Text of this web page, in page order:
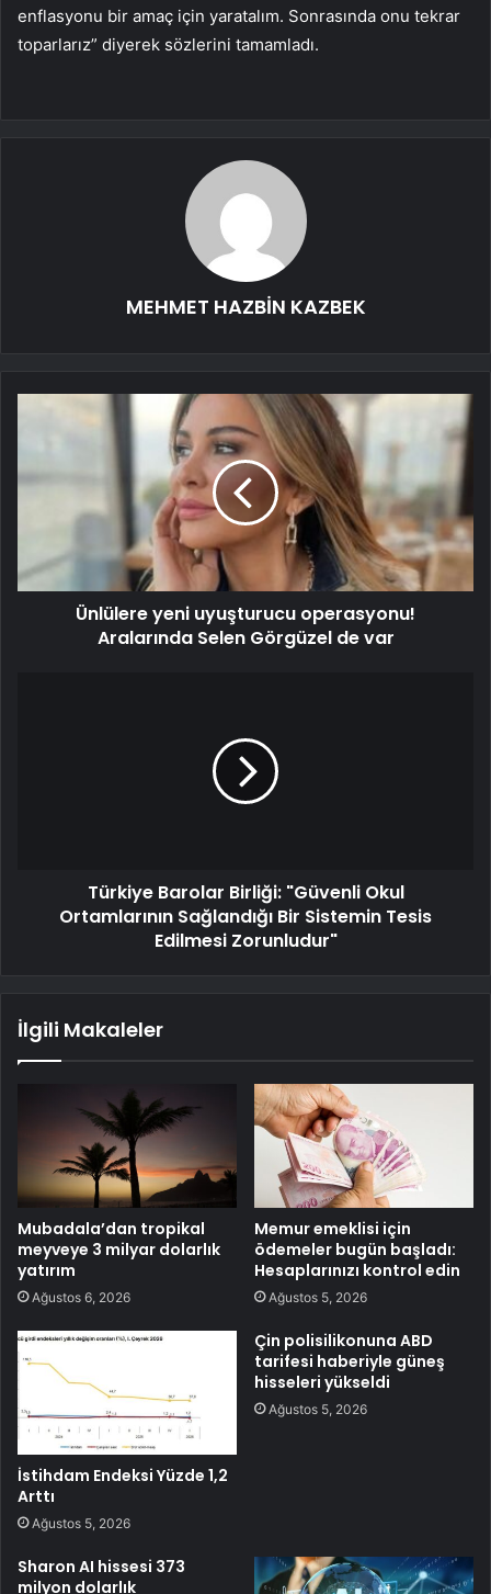
enflasyonu bir amaç için yaratalım. Sonrasında onu tekrar
toparlarız” diyerek sözlerini tamamladı.
MEHMET HAZBİN KAZBEK
Ünlülere yeni uyuşturucu operasyonu!
Aralarında Selen Görgüzel de var
Türkiye Barolar Birliği: "Güvenli Okul
Ortamlarının Sağlandığı Bir Sistemin Tesis
Edilmesi Zorunludur"
İlgili Makaleler
Mubadala’dan tropikal
meyveye 3 milyar dolarlık
yatırım
Ağustos 6, 2026
Memur emeklisi için
ödemeler bugün başladı:
Hesaplarınızı kontrol edin
Ağustos 5, 2026
İstihdam Endeksi Yüzde 1,2
Arttı
Ağustos 5, 2026
Çin polisilikonuna ABD
tarifesi haberiyle güneş
hisseleri yükseldi
Ağustos 5, 2026
Sharon AI hissesi 373
milyon dolarlık